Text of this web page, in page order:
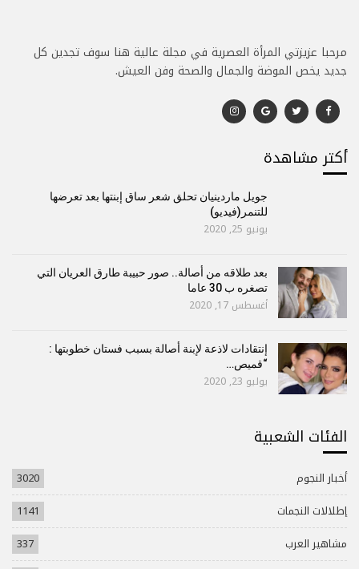
مرحبا عزيزتي المرأة العصرية في مجلة عالية هنا سوف تجدين كل
جديد يخص الموضة والجمال والصحة وفن العيش.
أكتر مشاهدة
جويل ماردينيان تحلق شعر ساق إبنتها بعد تعرضها
للتنمر(فيديو)
يونيو 25, 2020
بعد طلاقه من أصالة.. صور حبيبة طارق العريان التي
تصغره ب 30 عاما
أغسطس 17, 2020
إنتقادات لاذعة لإبنة أصالة بسبب فستان خطوبتها :
“قميص…
يوليو 23, 2020
الفئات الشعبية
أخبار النجوم
3020
إطلالات النجمات
1141
مشاهير العرب
337